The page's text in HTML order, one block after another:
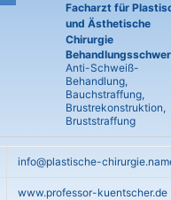
Facharzt für
und Ästhetische
Chirurgie
Anti-Schweiß-
Behandlung,
Bauchstraffung,
Brustrekonstruktion,
Bruststraffung
info@plastische-
www.professor-kuentscher.de